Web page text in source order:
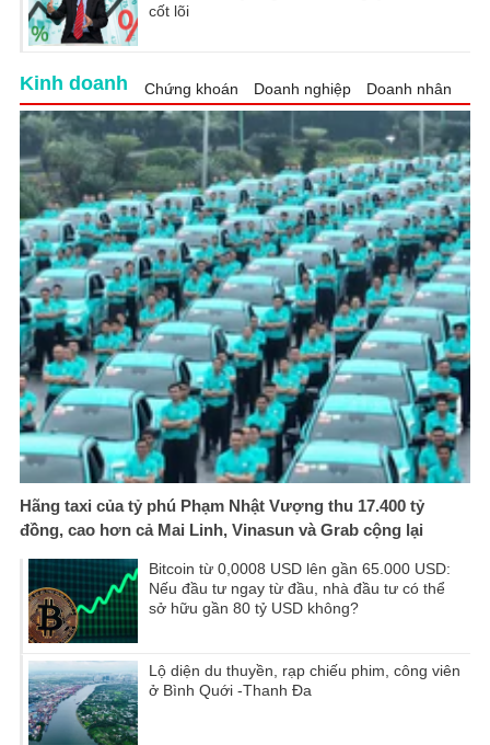
cốt lõi
Kinh doanh Chứng khoán Doanh nghiệp Doanh nhân
Hãng taxi của tỷ phú Phạm Nhật Vượng thu 17.400 tỷ
đồng, cao hơn cả Mai Linh, Vinasun và Grab cộng lại
Bitcoin từ 0,0008 USD lên gần 65.000 USD:
Nếu đầu tư ngay từ đầu, nhà đầu tư có thể
sở hữu gần 80 tỷ USD không?
Lộ diện du thuyền, rạp chiếu phim, công viên
ở Bình Quới -Thanh Đa